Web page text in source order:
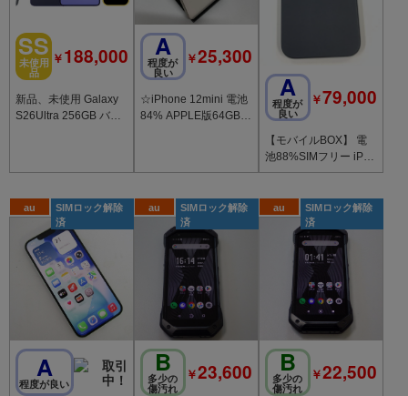
SS
未使用
品
￥188,000
新品、未使用 Galaxy
S26Ultra 256GB バイ
A
程度が
良い
￥25,300
☆iPhone 12mini 電池
84% APPLE版64GB
A
程度が
良い
￥79,000
【モバイルBOX】 電
池88%SIMフリー iPho
ne15 128GB ブラック
au
SIMロック解除
済
A
程度が良い
au
SIMロック解除
済
B
多少の
傷汚れ
￥23,600
au
SIMロック解除
済
B
多少の
傷汚れ
￥22,500